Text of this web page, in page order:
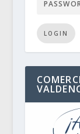
LOGIN